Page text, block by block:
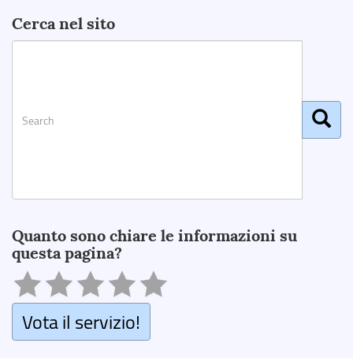
Cerca nel sito
Quanto sono chiare le informazioni su
questa pagina?
Vota il servizio!